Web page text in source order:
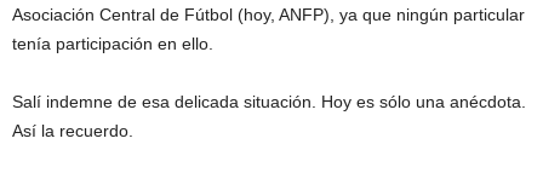
Asociación Central de Fútbol (hoy, ANFP), ya que ningún particular
tenía participación en ello.
Salí indemne de esa delicada situación. Hoy es sólo una anécdota.
Así la recuerdo.